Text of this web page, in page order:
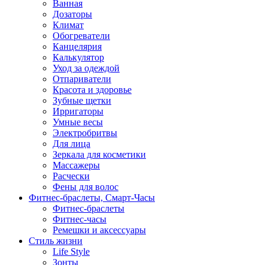
Ванная
Дозаторы
Климат
Обогреватели
Канцелярия
Калькулятор
Уход за одеждой
Отпариватели
Красота и здоровье
Зубные щетки
Ирригаторы
Умные весы
Электробритвы
Для лица
Зеркала для косметики
Массажеры
Расчески
Фены для волос
Фитнес-браслеты, Смарт-Часы
Фитнес-браслеты
Фитнес-часы
Ремешки и аксессуары
Стиль жизни
Life Style
Зонты